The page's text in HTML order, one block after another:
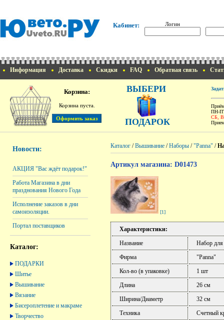
Кабинет: Логин
Информация Доставка Скидки FAQ Обратная связь
Корзина:
Корзина пуста.
ВЫБЕРИ
ПОДАРОК
ПН-
СБ,
Новости:
АКЦИЯ "Вас ждёт подарок!"
Работа Магазина в дни
празднования Нового Года
Исполнение заказов в дни
самоизоляции.
Портал поставщиков
Каталог:
ПОДАРКИ
Шитье
Вышивание
Вязание
Бисероплетение и макраме
Творчество
Каталог /Вышивание /Наборы /"Panna" /
Артикул магазина: D01473
[1]
Характеристики:
Название
Набор
Фирма
"Panna"
Кол-во (в упаковке)
1 шт
Длина
26 см
Ширина/Диаметр
32 см
Техника
Счетный